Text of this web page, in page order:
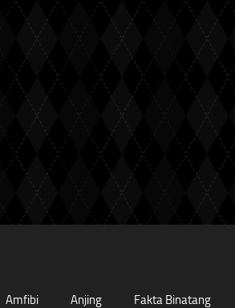
Amfibi Anjing Fakta Binatang